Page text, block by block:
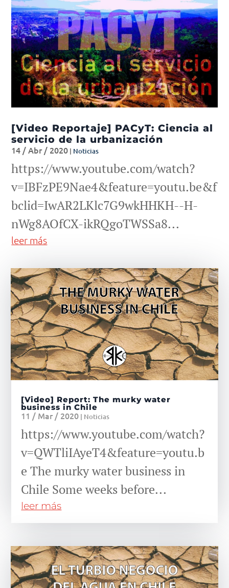
[Video Reportaje] PACyT: Ciencia al
servicio de la urbanización
14 / Abr / 2020 | Noticias
https://www.youtube.com/watch?
v=IBFzPE9Nae4&feature=youtu.be&f
bclid=IwAR2LKlc7G9wkHHKH--H-
nWg8AOfCX-ikRQgoTWSSa8...
leer más
[Video] Report: The murky water
business in Chile
11 / Mar / 2020 | Noticias
https://www.youtube.com/watch?
v=QWTliIAyeT4&feature=youtu.b
e The murky water business in
Chile Some weeks before...
leer más